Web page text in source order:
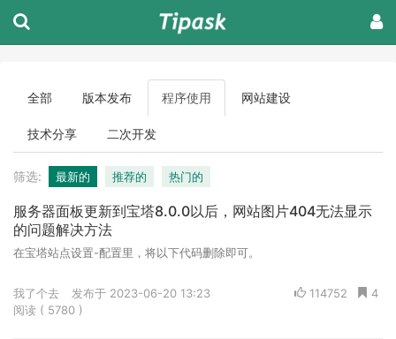
全部 版本发布 程序使用 网站建设
技术分享 二次开发
筛选: 最新的 推荐的 热门的
服务器面板更新到宝塔8.0.0以后，网站图片404无法显示
的问题解决方法
在宝塔站点设置-配置里，将以下代码删除即可。
4
114752
我了个去
发布于 2023-06-20 13:23
阅读 ( 5780 )